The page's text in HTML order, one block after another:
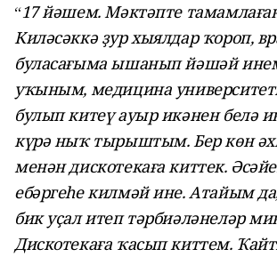
“17 йәшем. Мәктәпте
Киләсәккә ҙур хыялдар ҡороп,
буласағыма ышанып йәшәй
уҡыным, медицина
булып китеү ауыр икәнен белә
күрә ныҡ тырыштым. Бер көн
менән дискотекаға киттек.
ебәргеһе килмәй ине. Атайым
бик уҫал итеп тәрбиәләнеләр
Дискотекаға ҡасып киттем.